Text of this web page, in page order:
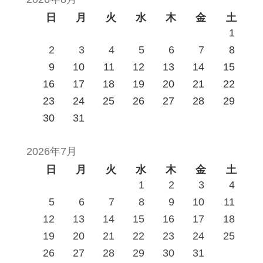
日
月 火 水 木 金
土
1
2
3 4 5 6 7
8
9
10 11 12 13 14
15
16
17 18 19 20 21
22
23
24 25 26 27 28
29
30
31
2026年7月
日
月 火 水 木 金
土
1
2 3
4
5
6 7 8 9 10
11
12
13 14 15 16 17
18
19
20 21 22 23 24
25
26
27 28 29 30 31